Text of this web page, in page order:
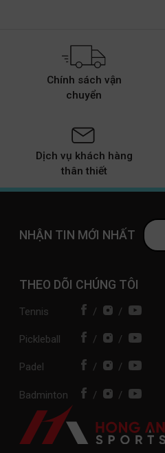
Chính sách vận
chuyển
Dịch vụ khách hàng
thân thiết
NHẬN TIN MỚI NHẤT
THEO DÕI CHÚNG TÔI
Tennis / /
Pickleball / /
Padel / /
Badminton / /